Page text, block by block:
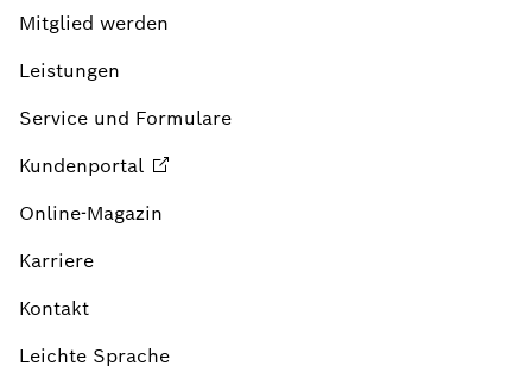
Mitglied werden
Leistungen
Service und Formulare
Kundenportal
Online-Magazin
Karriere
Kontakt
Leichte Sprache